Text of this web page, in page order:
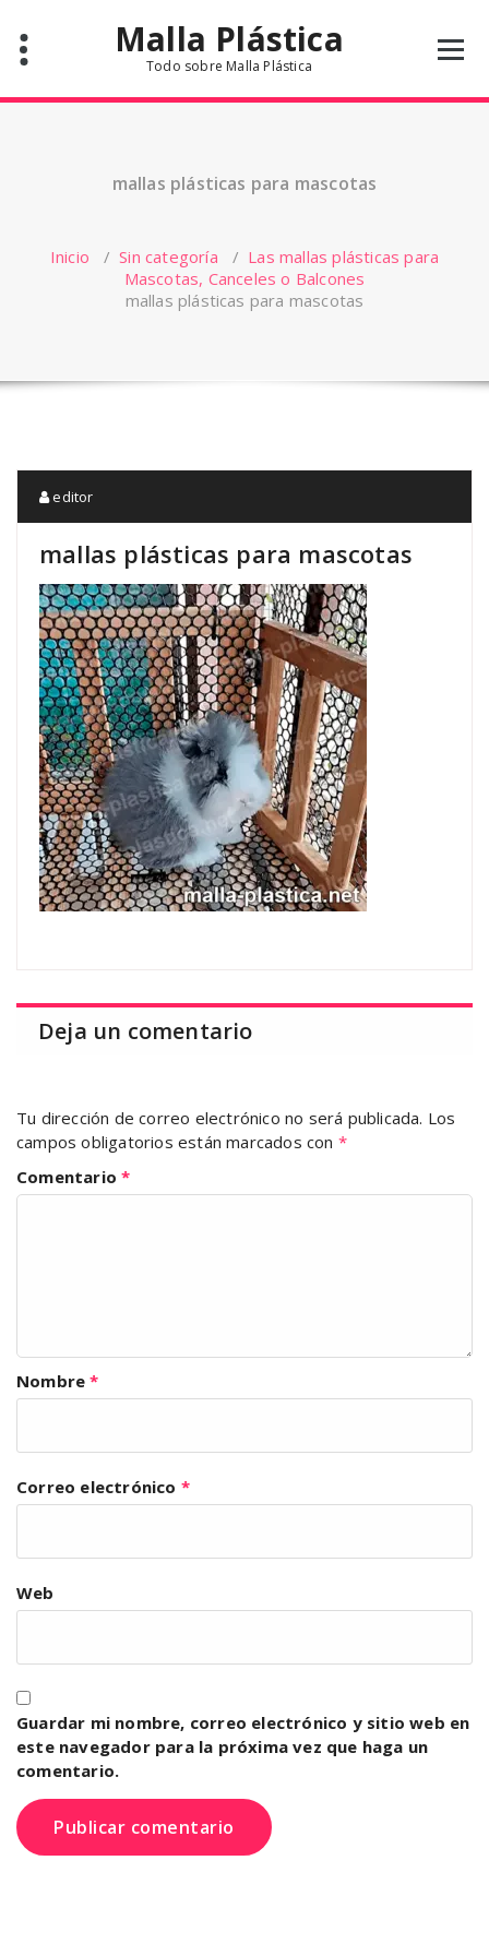
contenido
Malla Plástica
Todo sobre Malla Plástica
mallas plásticas para mascotas
Inicio /Sin categoría / Las mallas plásticas para
Mascotas, Canceles o Balcones
mallas plásticas para mascotas
editor
mallas plásticas para mascotas
Deja un comentario
Tu dirección de correo electrónico no será publicada. Los
campos obligatorios están marcados con *
Comentario*
Nombre*
Correo electrónico *
Web
Guardar mi nombre, correo electrónico y sitio web en
este navegador para la próxima vez que haga un
comentario.